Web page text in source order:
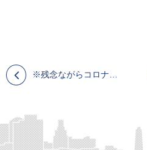
※残念ながらコロナの為中止します※●12/5 ㈯ 池袋初心者のためのサルサイベント！！